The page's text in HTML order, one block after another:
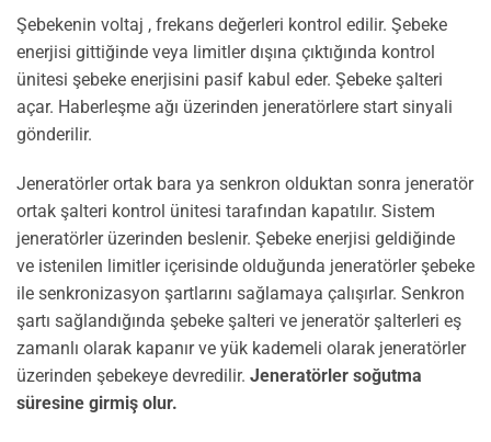
Şebekenin voltaj , frekans değerleri kontrol edilir. Şebeke
enerjisi gittiğinde veya limitler dışına çıktığında kontrol
ünitesi şebeke enerjisini pasif kabul eder. Şebeke şalteri
açar. Haberleşme ağı üzerinden jeneratörlere start sinyali
gönderilir.
Jeneratörler ortak bara ya senkron olduktan sonra jeneratör
ortak şalteri kontrol ünitesi tarafından kapatılır. Sistem
jeneratörler üzerinden beslenir. Şebeke enerjisi geldiğinde
ve istenilen limitler içerisinde olduğunda jeneratörler şebeke
ile senkronizasyon şartlarını sağlamaya çalışırlar. Senkron
şartı sağlandığında şebeke şalteri ve jeneratör şalterleri eş
zamanlı olarak kapanır ve yük kademeli olarak jeneratörler
üzerinden şebekeye devredilir. Jeneratörler soğutma
süresine girmiş olur.